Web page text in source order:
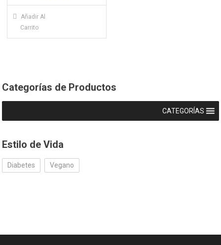
Añadir Al
Carrito
Categorías de Productos
CATEGORÍAS
Estilo de Vida
Diabetes Vegano